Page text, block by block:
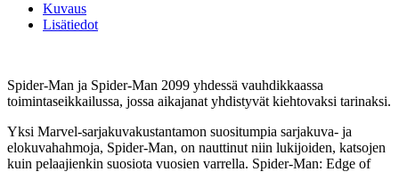
Kuvaus
Lisätiedot
Spider-Man ja Spider-Man 2099 yhdessä vauhdikkaassa
toimintaseikkailussa, jossa aikajanat yhdistyvät kiehtovaksi tarinaksi.
Yksi Marvel-sarjakuvakustantamon suositumpia sarjakuva- ja
elokuvahahmoja, Spider-Man, on nauttinut niin lukijoiden, katsojen
kuin pelaajienkin suosiota vuosien varrella. Spider-Man: Edge of